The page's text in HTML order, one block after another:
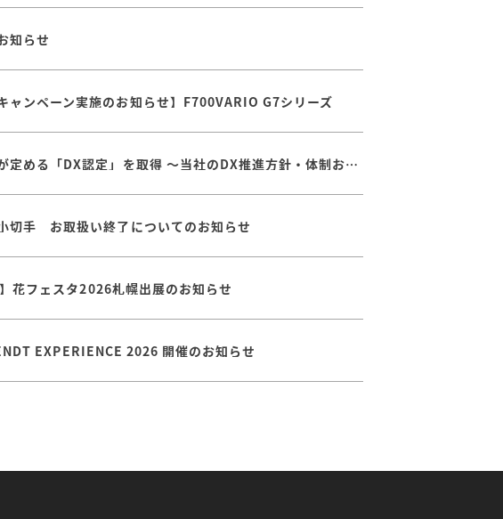
知らせ
ャンペーン実施のお知らせ】F700VARIO G7シリーズ
経済産業省が定める「DX認定」を取得 ～当社のDX推進方針・体制および取り組みが認められました
切手 お取扱い終了についてのお知らせ
花フェスタ2026札幌出展のお知らせ
EXPERIENCE 2026 開催のお知らせ